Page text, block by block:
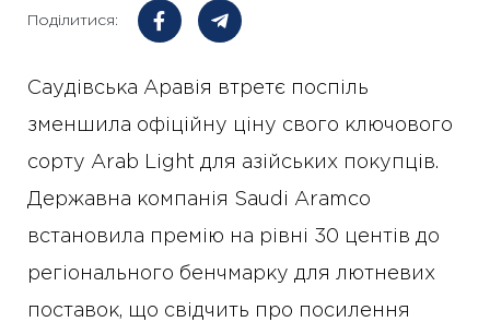
Поділитися:
Саудівська Аравія втретє поспіль
зменшила офіційну ціну свого ключового
сорту Arab Light для азійських покупців.
Державна компанія Saudi Aramco
встановила премію на рівні 30 центів до
регіонального бенчмарку для лютневих
поставок, що свідчить про посилення